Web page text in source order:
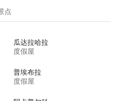
点
瓜达拉哈拉
度假屋
普埃布拉
度假屋